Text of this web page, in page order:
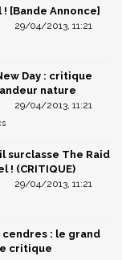
[Bande Annonce]
29/04/2013, 11:21
Day : critique
nature
29/04/2013, 11:21
il surclasse The Raid
! (CRITIQUE)
29/04/2013, 11:21
: le grand
critique